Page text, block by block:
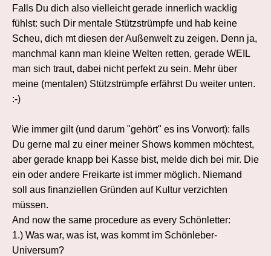
Falls Du dich also vielleicht gerade innerlich wacklig
fühlst: such Dir mentale Stützstrümpfe und hab keine
Scheu, dich mt diesen der Außenwelt zu zeigen. Denn ja,
manchmal kann man kleine Welten retten, gerade WEIL
man sich traut, dabei nicht perfekt zu sein. Mehr über
meine (mentalen) Stützstrümpfe erfährst Du weiter unten.
:-)
Wie immer gilt (und darum "gehört" es ins Vorwort): falls
Du gerne mal zu einer meiner Shows kommen möchtest,
aber gerade knapp bei Kasse bist, melde dich bei mir. Die
ein oder andere Freikarte ist immer möglich. Niemand
soll aus finanziellen Gründen auf Kultur verzichten
müssen.
And now the same procedure as every Schönletter:
1.) Was war, was ist, was kommt im Schönleber-
Universum?